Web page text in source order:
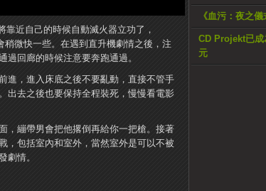
《血污：夜之
CD Projekt已成
元
近自己的時候自動滅火器立功了，
微快一些。在遇到直升機劇情之後，注
回廊的時候注意要奔跑通過。
進，進入床底之後不要亂動，直接不管手
出去之後也要保持全程裝死，慢慢看電影
，繃帶男會把他撂倒再給你一把槍。接著
，包括室內和室外，當然室外是可以不被
劇情。